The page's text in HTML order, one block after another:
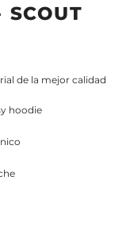
de la mejor calidad
hoodie